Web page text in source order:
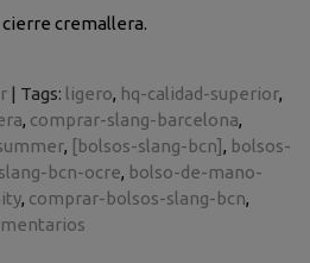
cremallera.
| Tags: ligero hq-calidad-superior
comprar-slang-barcelona
[bolsos-slang-bcn]
bolsos-
bcn-ocre bolso-de-mano-
comprar-bolsos-slang-bcn